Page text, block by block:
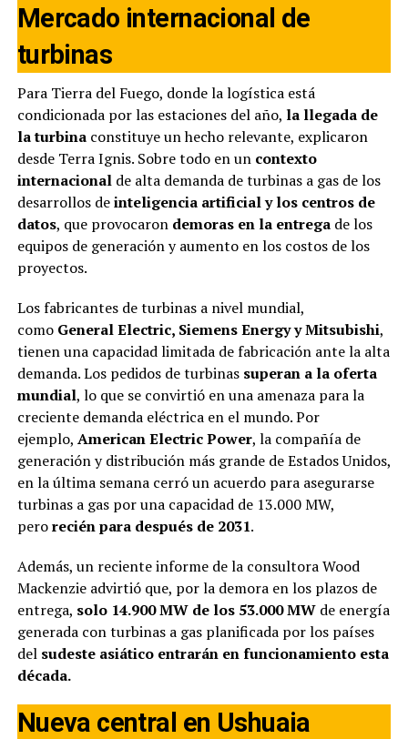
Mercado internacional de
turbinas
Para Tierra del Fuego, donde la logística está
condicionada por las estaciones del año, la llegada de
la turbinaconstituye un hecho relevante, explicaron
desde Terra Ignis. Sobre todo en un contexto
internacionalde alta demanda de turbinas a gas de los
desarrollos deinteligencia artificial y los centros de
datos, que provocaron demoras en la entregade los
equipos de generación y aumento en los costos de los
proyectos.
Los fabricantes de turbinas a nivel mundial,
como General Electric, Siemens Energy y Mitsubishi,
tienen una capacidad limitada de fabricación ante la alta
demanda. Los pedidos de turbinas superan a la oferta
mundial, lo que se convirtió en una amenaza para la
creciente demanda eléctrica en el mundo. Por
ejemplo, American Electric Power, la compañía de
generación y distribución más grande de Estados Unidos,
en la última semana cerró un acuerdo para asegurarse
turbinas a gas por una capacidad de 13.000 MW,
perorecién para después de 2031.
Además, un reciente informe de la consultora Wood
Mackenzie advirtió que, por la demora en los plazos de
entrega, solo 14.900 MW de los 53.000 MWde energía
generada con turbinas a gas planificada por los países
del sudeste asiático entrarán en funcionamiento esta
década.
Nueva central en Ushuaia